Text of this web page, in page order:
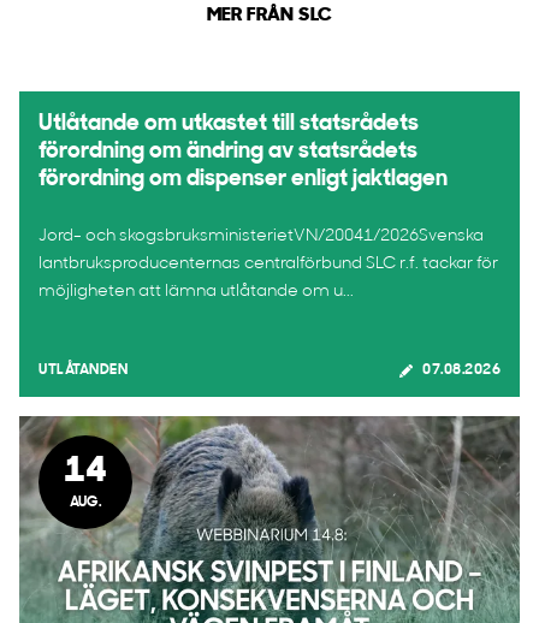
MER FRÅN SLC
Utlåtande om utkastet till statsrådets
förordning om ändring av statsrådets
förordning om dispenser enligt jaktlagen
Jord- och skogsbruksministerietVN/20041/2026Svenska
lantbruksproducenternas centralförbund SLC r.f. tackar för
möjligheten att lämna utlåtande om u...
UTLÅTANDEN 07.08.2026
14
AUG.